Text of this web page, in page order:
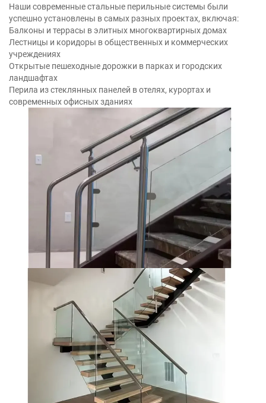
Наши современные стальные перильные системы были
успешно установлены в самых разных проектах, включая:
Балконы и террасы в элитных многоквартирных домах
Лестницы и коридоры в общественных и коммерческих
учреждениях
Открытые пешеходные дорожки в парках и городских
ландшафтах
Перила из стеклянных панелей в отелях, курортах и
современных офисных зданиях